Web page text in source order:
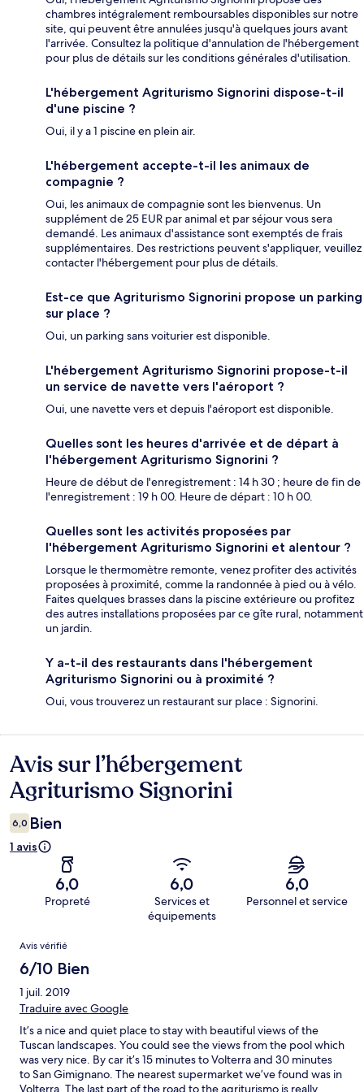
chambres intégralement remboursables disponibles sur notre
site, qui peuvent être annulées jusqu'à quelques jours avant
l'arrivée. Consultez la politique d'annulation de l'hébergement
pour plus de détails sur les conditions générales d'utilisation.
L'hébergement Agriturismo Signorini dispose-t-il
d'une piscine ?
Oui, il y a 1 piscine en plein air.
L'hébergement accepte-t-il les animaux de
compagnie ?
Oui, les animaux de compagnie sont les bienvenus. Un
supplément de 25 EUR par animal et par séjour vous sera
demandé. Les animaux d'assistance sont exemptés de frais
supplémentaires. Des restrictions peuvent s'appliquer, veuillez
contacter l'hébergement pour plus de détails.
Est-ce que Agriturismo Signorini propose un parking
sur place ?
Oui, un parking sans voiturier est disponible.
L'hébergement Agriturismo Signorini propose-t-il
un service de navette vers l'aéroport ?
Oui, une navette vers et depuis l'aéroport est disponible.
Quelles sont les heures d'arrivée et de départ à
l'hébergement Agriturismo Signorini ?
Heure de début de l'enregistrement : 14 h 30 ; heure de fin de
l'enregistrement : 19 h 00. Heure de départ : 10 h 00.
Quelles sont les activités proposées par
l'hébergement Agriturismo Signorini et alentour ?
Lorsque le thermomètre remonte, venez profiter des activités
proposées à proximité, comme la randonnée à pied ou à vélo.
Faites quelques brasses dans la piscine extérieure ou profitez
des autres installations proposées par ce gîte rural, notamment
un jardin.
Y a-t-il des restaurants dans l'hébergement
Agriturismo Signorini ou à proximité ?
Oui, vous trouverez un restaurant sur place : Signorini.
Avis
Avis sur l’hébergement
Agriturismo Signorini
6,0 Bien
1 avis
6,0
Propreté
6,0
Services et
équipements
6,0
Personnel et service
Avis
Avis vérifié
6/10 Bien
1 juil. 2019
Traduire avec Google
It’s a nice and quiet place to stay with beautiful views of the
Tuscan landscapes. You could see the views from the pool which
was very nice. By car it’s 15 minutes to Volterra and 30 minutes
to San Gimignano. The nearest supermarket we’ve found was in
Volterra. The last part of the road to the agriturismo is really